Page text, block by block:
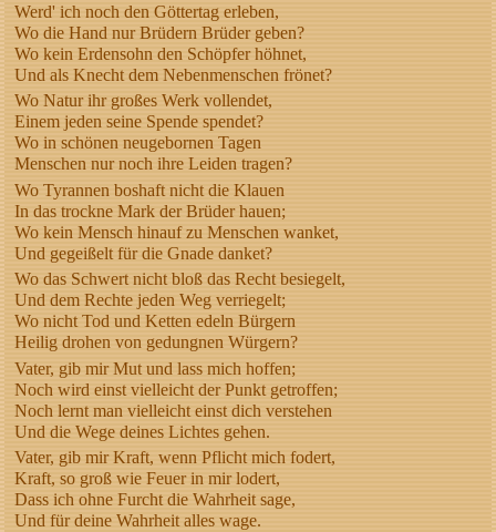
Werd' ich noch den Göttertag erleben,
Wo die Hand nur Brüdern Brüder geben?
Wo kein Erdensohn den Schöpfer höhnet,
Und als Knecht dem Nebenmenschen frönet?
Wo Natur ihr großes Werk vollendet,
Einem jeden seine Spende spendet?
Wo in schönen neugebornen Tagen
Menschen nur noch ihre Leiden tragen?
Wo Tyrannen boshaft nicht die Klauen
In das trockne Mark der Brüder hauen;
Wo kein Mensch hinauf zu Menschen wanket,
Und gegeißelt für die Gnade danket?
Wo das Schwert nicht bloß das Recht besiegelt,
Und dem Rechte jeden Weg verriegelt;
Wo nicht Tod und Ketten edeln Bürgern
Heilig drohen von gedungnen Würgern?
Vater, gib mir Mut und lass mich hoffen;
Noch wird einst vielleicht der Punkt getroffen;
Noch lernt man vielleicht einst dich verstehen
Und die Wege deines Lichtes gehen.
Vater, gib mir Kraft, wenn Pflicht mich fodert,
Kraft, so groß wie Feuer in mir lodert,
Dass ich ohne Furcht die Wahrheit sage,
Und für deine Wahrheit alles wage.